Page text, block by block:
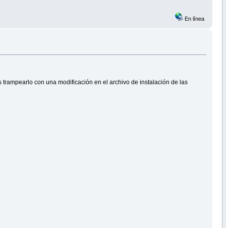
En línea
con una modificación en el archivo de instalación de las